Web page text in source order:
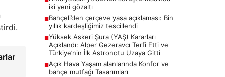
iki yeni gözaltı
■Bahçeli’den çerçeve yasa açıklaması: Bin
yıllık kardeşliğimiz tescillendi
■Yüksek Askeri Şura (YAŞ) Kararları
Açıklandı: Alper Gezeravcı Terfi Etti ve
Türkiye’nin İlk Astronotu Uzaya Gitti
■Açık Hava Yaşam alanlarında Konfor ve
bahçe mutfağı Tasarımları